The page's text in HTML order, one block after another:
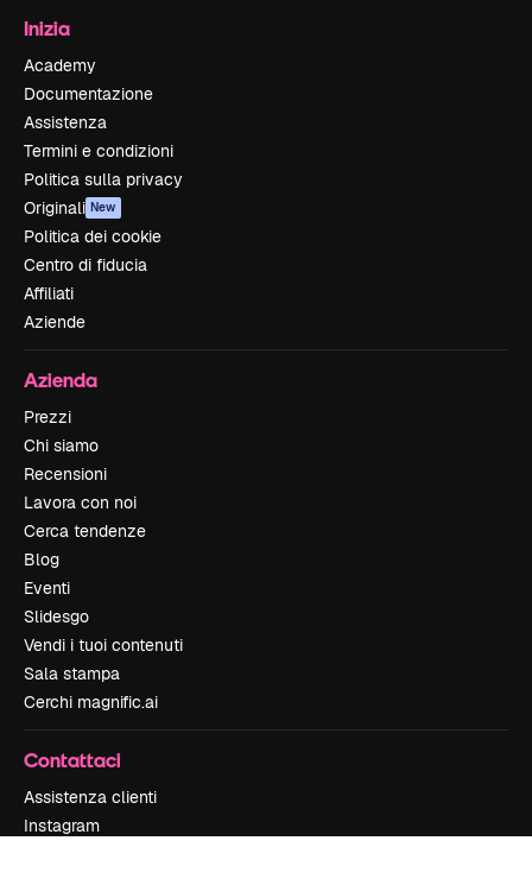
Inizia
Academy
Documentazione
Assistenza
Termini e condizioni
Politica sulla privacy
Originali New
Politica dei cookie
Centro di fiducia
Affiliati
Aziende
Azienda
Prezzi
Chi siamo
Recensioni
Lavora con noi
Cerca tendenze
Blog
Eventi
Slidesgo
Vendi i tuoi contenuti
Sala stampa
Cerchi magnific.ai
Contattaci
Assistenza clienti
Instagram